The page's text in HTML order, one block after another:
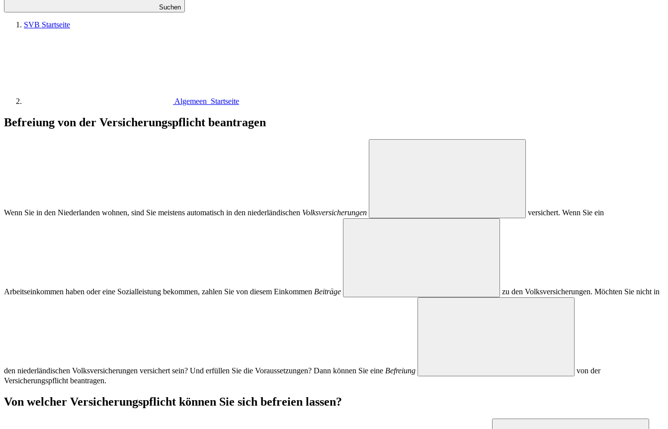
Suchen
SVB Startseite
Algemeen Startseite
Befreiung von der Versicherungspflicht beantragen
Wenn Sie in den Niederlanden wohnen, sind Sie meistens automatisch in den niederländischen Volksversicherungen versichert. Wenn Sie ein
Arbeitseinkommen haben oder eine Sozialleistung bekommen, zahlen Sie von diesem Einkommen Beiträge zu den Volksversicherungen. Möchten Sie nicht in
den niederländischen Volksversicherungen versichert sein? Und erfüllen Sie die Voraussetzungen? Dann können Sie eine Befreiung
von der
Versicherungspflicht beantragen.
Von welcher Versicherungspflicht können Sie sich befreien lassen?